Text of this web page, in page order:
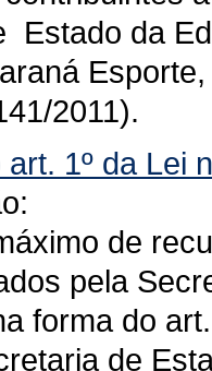
Estado da
2011).
art. 1º da Lei
de
pela
forma do
de